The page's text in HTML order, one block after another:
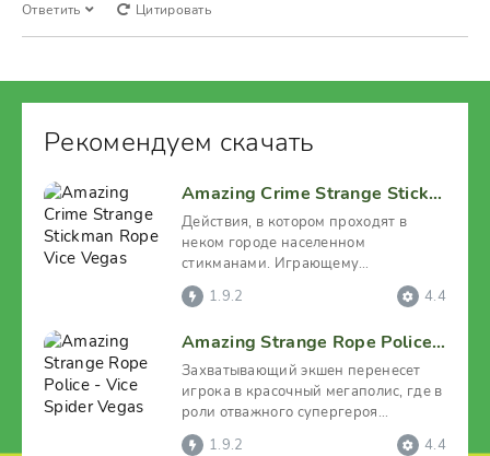
Ответить Цитировать
Рекомендуем скачать
Amazing Crime Strange Stickman Rope Vice Vegas
Действия, в котором проходят в
неком городе населенном
стикманами. Играющему
необходимо управлять
протагонистом
1.9.2 4.4
Amazing Strange Rope Police - Vice Spider Vegas
Захватывающий экшен перенесет
игрока в красочный мегаполис, где в
роли отважного супергероя
придется наводить порядок в
1.9.2 4.4